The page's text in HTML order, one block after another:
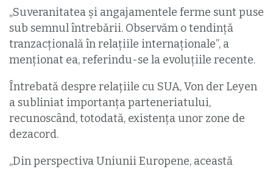
„Suveranitatea şi angajamentele ferme sunt puse
sub semnul întrebării. Observăm o tendinţă
tranzacţională în relaţiile internaţionale”, a
menţionat ea, referindu-se la evoluţiile recente.
Întrebată despre relaţiile cu SUA, Von der Leyen
a subliniat importanţa parteneriatului,
recunoscând, totodată, existenţa unor zone de
dezacord.
„Din perspectiva Uniunii Europene, această